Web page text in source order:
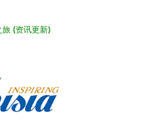
旅 (资讯更新)